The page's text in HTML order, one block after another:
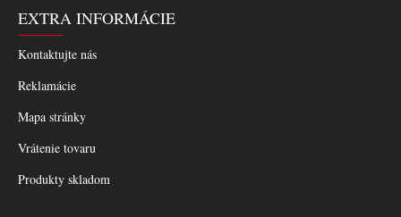
EXTRA INFORMÁCIE
Kontaktujte nás
Reklamácie
Mapa stránky
Vrátenie tovaru
Produkty skladom